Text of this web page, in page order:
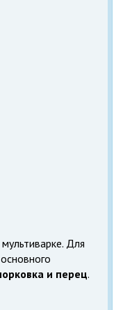
Для
и перец.